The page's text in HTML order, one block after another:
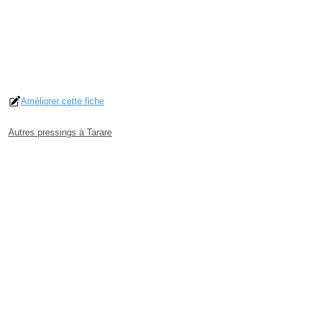
Améliorer cette fiche
Autres pressings à Tarare